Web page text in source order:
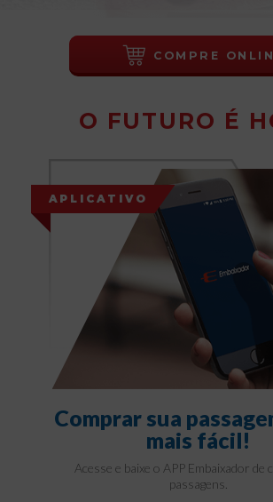
COMPRE
O FUTURO É
APLICATIVO
Comprar sua
mais fácil!
Acesse e baixe o APP Embaixador de
passagens.